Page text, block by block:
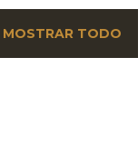
MOSTRAR TODO